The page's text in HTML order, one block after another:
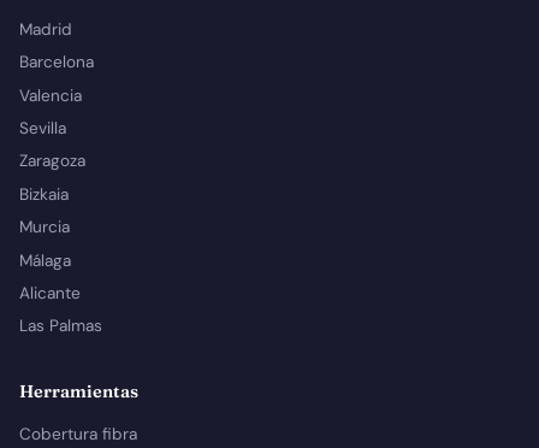
Madrid
Barcelona
Valencia
Sevilla
Zaragoza
Bizkaia
Murcia
Málaga
Alicante
Las Palmas
Herramientas
Cobertura fibra